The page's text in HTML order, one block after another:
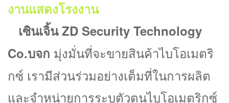
งานแสดงโรงงาน
เซินเจิ้น ZD Security Technology
Co.บจก มุ่งมั่นที่จะขายสินค้าไบโอเมตริ
กซ์ เรามีส่วนร่วมอย่างเต็มที่ในการผลิต
และจำหน่ายการระบุตัวตนไบโอเมตริกซ์